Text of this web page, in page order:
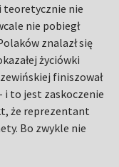
teoretycznie nie
nie pobiegł
znalazł się
życiówki
finiszował
i to jest zaskoczenie
że reprezentant
Bo zwykle nie